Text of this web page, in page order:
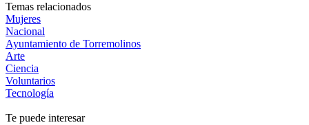
Temas relacionados
Mujeres
Nacional
Ayuntamiento de Torremolinos
Arte
Ciencia
Voluntarios
Tecnología
Te puede interesar